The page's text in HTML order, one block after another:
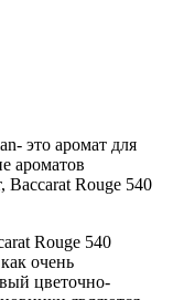
это аромат для
ароматов
Rouge 540
Rouge 540
очень
цветочно-